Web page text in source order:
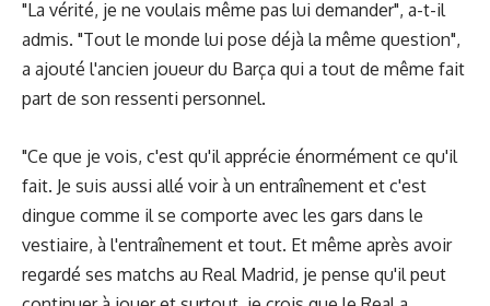
"La vérité, je ne voulais même pas lui demander", a-t-il
admis. "Tout le monde lui pose déjà la même question",
a ajouté l'ancien joueur du Barça qui a tout de même fait
part de son ressenti personnel.
"Ce que je vois, c'est qu'il apprécie énormément ce qu'il
fait. Je suis aussi allé voir à un entraînement et c'est
dingue comme il se comporte avec les gars dans le
vestiaire, à l'entraînement et tout. Et même après avoir
regardé ses matchs au Real Madrid, je pense qu'il peut